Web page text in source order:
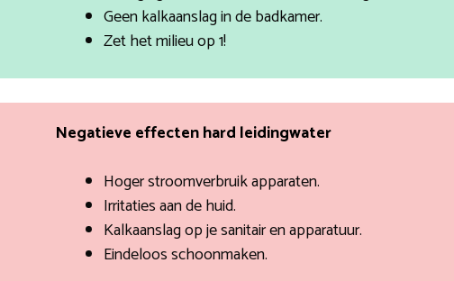
Geen kalkaanslag in de badkamer.
Zet het milieu op 1!
Negatieve effecten hard leidingwater
Hoger stroomverbruik apparaten.
Irritaties aan de huid.
Kalkaanslag op je sanitair en apparatuur.
Eindeloos schoonmaken.